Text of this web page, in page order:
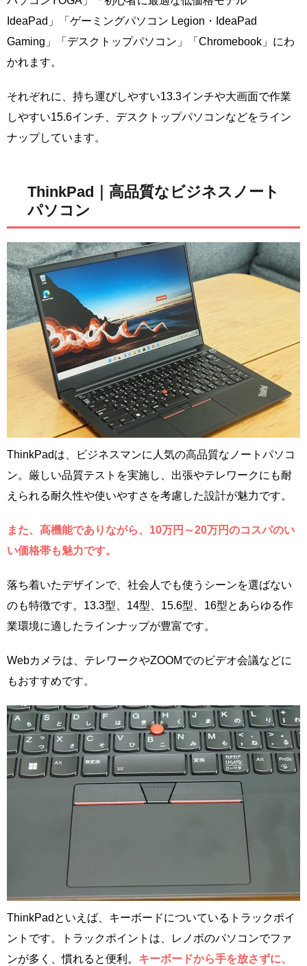
IdeaPad」「ゲーミングパソコン Legion・IdeaPad
Gaming」「デスクトップパソコン」「Chromebook」にわ
かれます。
それぞれに、持ち運びしやすい13.3インチや大画面で作業
しやすい15.6インチ、デスクトップパソコンなどをライン
ナップしています。
ThinkPad｜高品質なビジネスノート
パソコン
ThinkPadは、ビジネスマンに人気の高品質なノートパソコ
ン。厳しい品質テストを実施し、出張やテレワークにも耐
えられる耐久性や使いやすさを考慮した設計が魅力です。
また、高機能でありながら、10万円～20万円のコスパのい
い価格帯も魅力です。
落ち着いたデザインで、社会人でも使うシーンを選ばない
のも特徴です。13.3型、14型、15.6型、16型とあらゆる作
業環境に適したラインナップが豊富です。
Webカメラは、テレワークやZOOMでのビデオ会議などに
もおすすめです。
ThinkPadといえば、キーボードについているトラックポイ
ントです。トラックポイントは、レノボのパソコンでファ
ンが多く、慣れると便利。 キーボードから手を放さずに、